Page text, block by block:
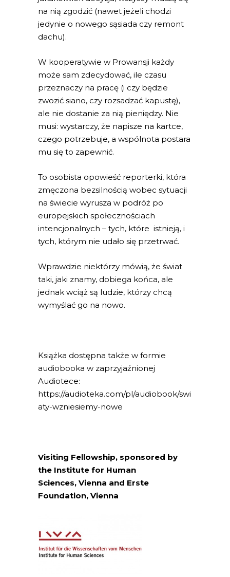
na nią zgodzić (nawet jeżeli chodzi
jedynie o nowego sąsiada czy remont
dachu).
W kooperatywie w Prowansji każdy
może sam zdecydować, ile czasu
przeznaczy na pracę (i czy będzie
zwozić siano, czy rozsadzać kapustę),
ale nie dostanie za nią pieniędzy. Nie
musi: wystarczy, że napisze na kartce,
czego potrzebuje, a wspólnota postara
mu się to zapewnić.
To osobista opowieść reporterki, która
zmęczona bezsilnością wobec sytuacji
na świecie wyrusza w podróż po
europejskich społecznościach
intencjonalnych – tych, które istnieją, i
tych, którym nie udało się przetrwać.
Wprawdzie niektórzy mówią, że świat
taki, jaki znamy, dobiega końca, ale
jednak wciąż są ludzie, którzy chcą
wymyślać go na nowo.
Książka dostępna także w formie
audiobooka w zaprzyjaźnionej
Audiotece:
https://audioteka.com/pl/audiobook/swi
aty-wzniesiemy-nowe
Visiting Fellowship, sponsored by
the Institute for Human
Sciences, Vienna and Erste
Foundation, Vienna